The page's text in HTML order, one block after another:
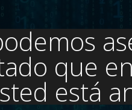
que
está